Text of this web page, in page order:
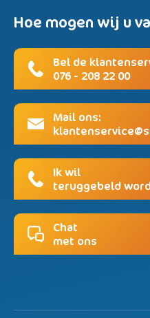
Hoe mogen wij u
Bel de
076 - 208 22 00
Mail ons:
Ik wil
teruggebeld
Chat
met ons